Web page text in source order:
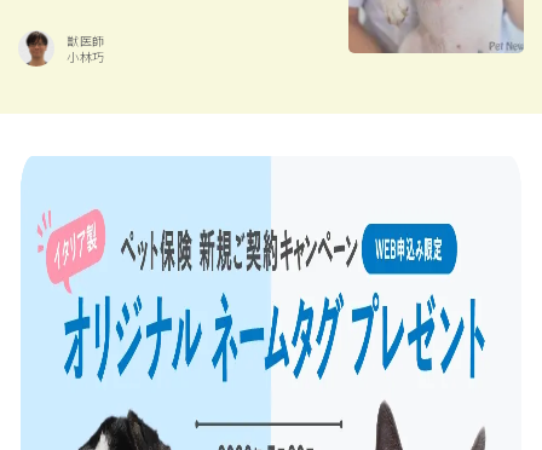
獣医師
小林巧